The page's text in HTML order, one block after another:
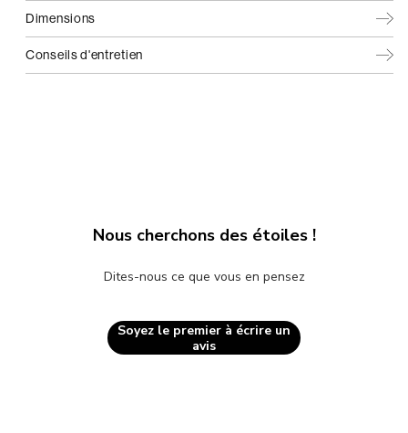
Dimensions
Conseils d'entretien
Nous cherchons des étoiles !
Dites-nous ce que vous en pensez
Soyez le premier à écrire un
avis